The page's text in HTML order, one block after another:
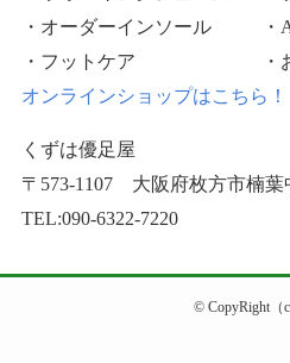
・オーダーインソール
・フットケア
・
オンラインショップはこちら！
くずは優足屋
〒573-1107 大阪府枚方市楠葉
TEL:090-6322-7220
© CopyRight（